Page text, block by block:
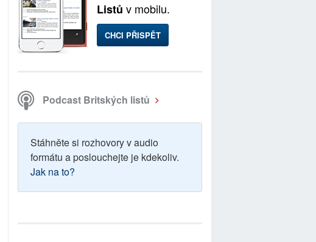
➥
Listů v mobilu.
CHCI PŘISPĚT
Podcast Britských listů
Stáhněte si rozhovory v audio
formátu a poslouchejte je kdekoliv.
Jak na to?